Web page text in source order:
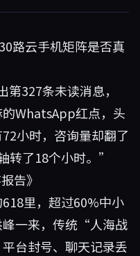
路云手机矩阵是否真
327条未读消息，
WhatsApp红点，头
小时，咨询量却翻了
转了18个小时。”
告》
里，超过60%中小
峰一来，传统“人海战
台封号、聊天记录丢